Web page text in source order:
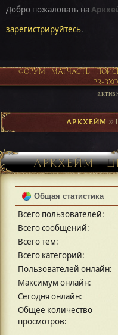
Добро пожаловать на
зарегистрируйтесь.
ФОРУМ МАТЧАСТЬ
PR-
АРКХЕЙМ ►
АРКХЕЙМ -
Общая статистика
Всего пользователей:
Всего сообщений:
Всего тем:
Всего категорий:
Пользователей онлайн:
Максимум онлайн:
Сегодня онлайн:
Общее количество
просмотров: